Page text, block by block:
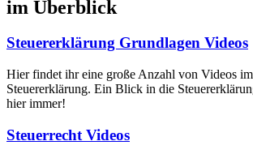
im Überblick
Steuererklärung Grundlagen Videos
Hier findet ihr eine große Anzahl von Videos
Steuererklärung. Ein Blick in die
hier immer!
Steuerrecht Videos